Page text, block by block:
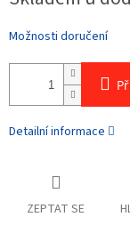
Možnosti doručení
Detailní informace
ZEPTAT SE